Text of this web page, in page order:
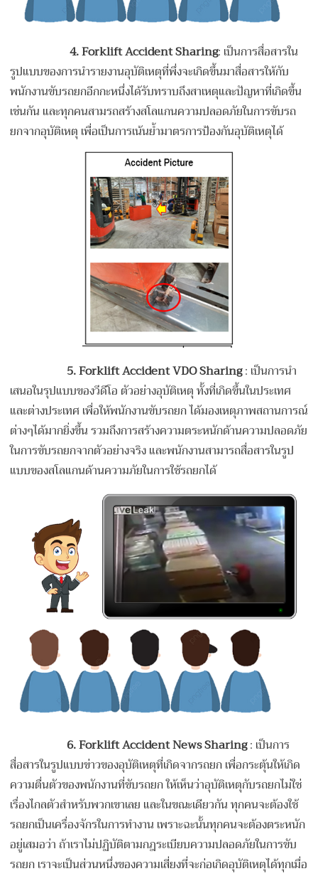
4. Forklift Accident Sharing: เป็นการสื่อสารใน
รูปแบบของการนำรายงานอุบัติเหตุที่พึ่งจะเกิดขึ้นมาสื่อสารให้กับ
พนักงานขับรถยกอีกกะหนึ่งได้รับทราบถึงสาเหตุและปัญหาที่เกิดขึ้น
เช่นกัน และทุกคนสามรถสร้างสโลแกนความปลอดภัยในการขับรถ
ยกจากอุบัติเหตุ เพื่อเป็นการเน้นย้ำมาตรการป้องกันอุบัติเหตุได้
5. Forklift Accident VDO Sharing: เป็นการนำ
เสนอในรุปแบบของวีดีโอ ตัวอย่างอุบัติเหตุ ทั้งที่เกิดขึ้นในประเทศ
และต่างประเทศ เพื่อให้พนักงานขับรถยก ได้มองเหตุภาพสถานการณ์
ต่างๆได้มากยิ่งขึ้น รวมถึงการสร้างความตระหนักด้านความปลอดภัย
ในการขับรถยกจากตัวอย่างจริง และพนักงานสามารถสื่อสารในรูป
แบบของสโลแกนด้านความภัยในการใช้รถยกได้
6. Forklift Accident News Sharing: เป็นการ
สื่อสารในรูปแบบข่าวของอุบัติเหตุที่เกิดจากรถยก เพื่อกระตุ้นให้เกิด
ความตื่นตัวของพนักงานที่ขับรถยก ให้เห็นว่าอุบัติเหตุกับรถยกไม่ใช่
เรื่องไกลตัวสำหรับพวกเขาเลย และในขณะเดียวกัน ทุกคนจะต้องใช้
รถยกเป็นเครื่องจักรในการทำงาน เพราะฉะนั้นทุกคนจะต้องตระหนัก
อยู่เสมอว่า ถ้าเราไม่ปฏิบัติตามกฎระเบียบความปลอดภัยในการขับ
รถยก เราจะเป็นส่วนหนึ่งของความเสี่ยงที่จะก่อเกิดอุบัติเหตุได้ทุกเมื่อ